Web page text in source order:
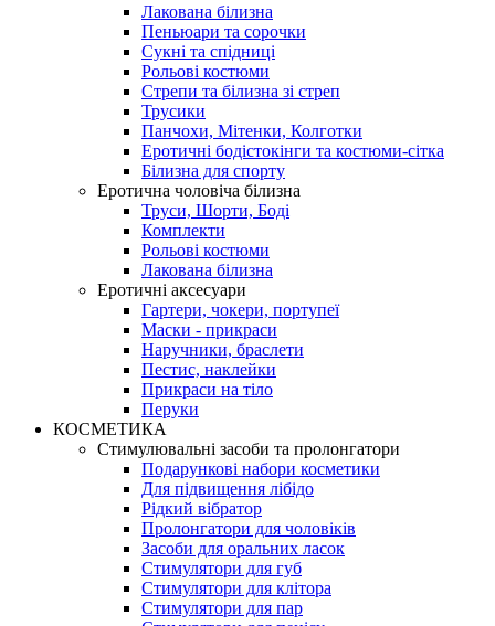
Лакована білизна
Пеньюари та сорочки
Сукні та спідниці
Рольові костюми
Стрепи та білизна зі стреп
Трусики
Панчохи, Мітенки, Колготки
Еротичні бодістокінги та костюми-сітка
Білизна для спорту
Еротична чоловіча білизна
Труси, Шорти, Боді
Комплекти
Рольові костюми
Лакована білизна
Еротичні аксесуари
Гартери, чокери, портупеї
Маски - прикраси
Наручники, браслети
Пестис, наклейки
Прикраси на тіло
Перуки
КОСМЕТИКА
Стимулювальні засоби та пролонгатори
Подарункові набори косметики
Для підвищення лібідо
Рідкий вібратор
Пролонгатори для чоловіків
Засоби для оральних ласок
Стимулятори для губ
Стимулятори для клітора
Стимулятори для пар